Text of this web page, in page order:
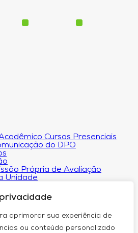
aprimorar sua experiência de
ou conteúdo personalizado
Cursos Presenciais
do DPO
Própria de Avaliação
Unidade
Iniciação Científica
Psicopedagógico
Social
ao Egresso